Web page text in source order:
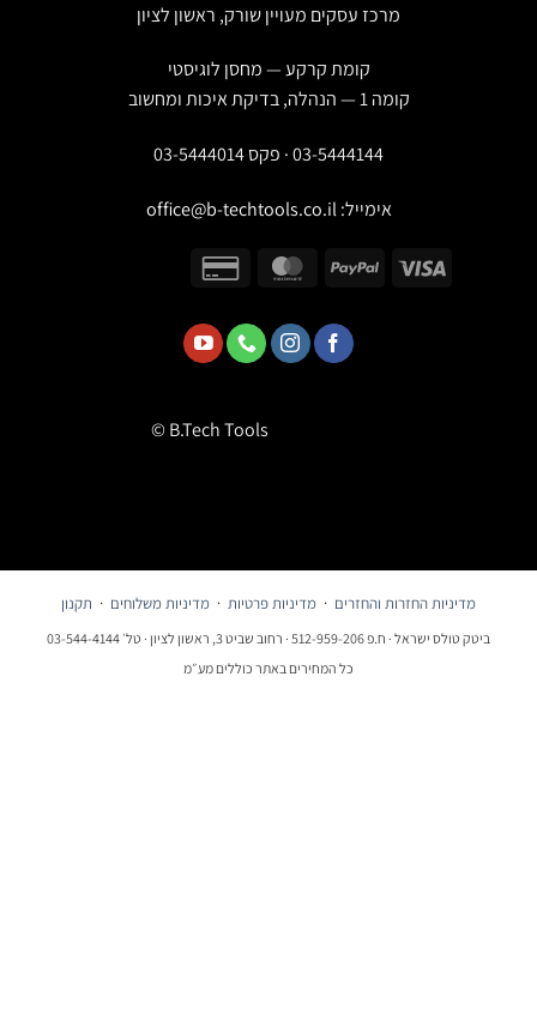
מרכז עסקים מעויין שורק, ראשון לציון
קומת קרקע — מחסן לוגיסטי
03-5444144 · פקס 03-5444014
אימייל:office@b-techtools.co.il
© B.Tech Tools
מדיניות החזרות והחזרים ·מדיניות פרטיות·מדיניות משלוחים·תקנון
ביטק טולס ישראל · ח.פ 512-959-206 · רחוב שביט 3, ראשון לציון · טל׳ 03-544-4144
כל המחירים באתר כוללים מע״מ